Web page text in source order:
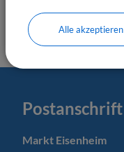
Postanschrift
Markt Eisenheim
Alle akzeptieren